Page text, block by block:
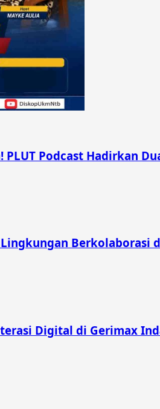
Podcast Hadirkan
Berkolaborasi
Digital di Gerimax